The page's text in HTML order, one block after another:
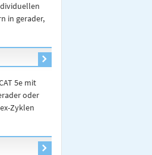
in gerader,
5e mit
oder
Zyklen